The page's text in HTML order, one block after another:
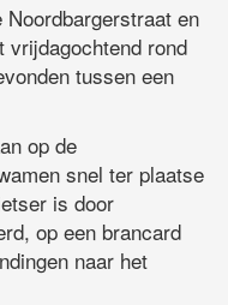
en
vrijdagochtend rond
tussen een
op de
snel ter plaatse
is door
op een brancard
naar het